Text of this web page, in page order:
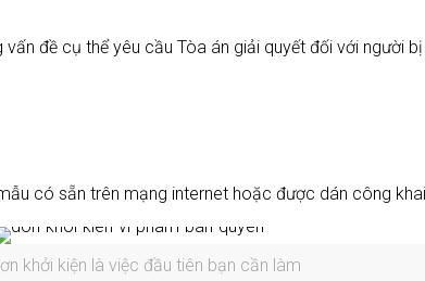
đề cụ thể yêu cầu Tòa án giải quyết đối với người
có sẵn trên mạng internet hoặc được dán công
khởi kiện là việc đầu tiên bạn cần làm